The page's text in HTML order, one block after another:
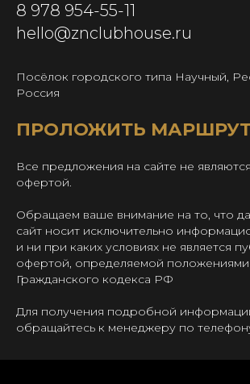
8 978 954-55-11
hello@znclubhouse.ru
Посёлок городского типа Научный,
Россия
ПРОЛОЖИТЬ
Все предложения на сайте не
офертой.
Обращаем ваше внимание на то, что
сайт носит исключительно
и ни при каких условиях не является
офертой, определяемой положениями
Гражданского кодекса РФ
Для получения подробной
обращайтесь к менеджеру по